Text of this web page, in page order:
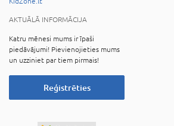
AKTUĀLĀ INFORMĀCIJA
Katru mēnesi mums ir īpaši
piedāvājumi! Pievienojieties mums
un uzziniet par tiem pirmais!
Reģistrēties